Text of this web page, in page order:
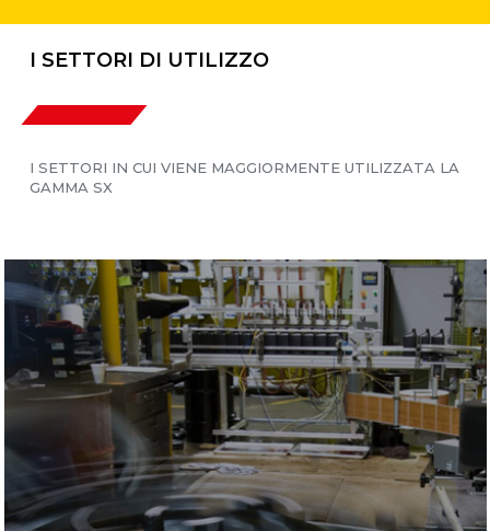
I SETTORI DI UTILIZZO
I SETTORI IN CUI VIENE MAGGIORMENTE UTILIZZATA LA
GAMMA SX